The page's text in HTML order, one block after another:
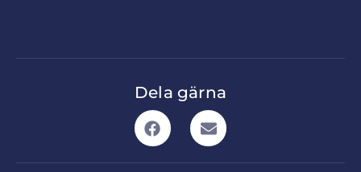
Dela gärna